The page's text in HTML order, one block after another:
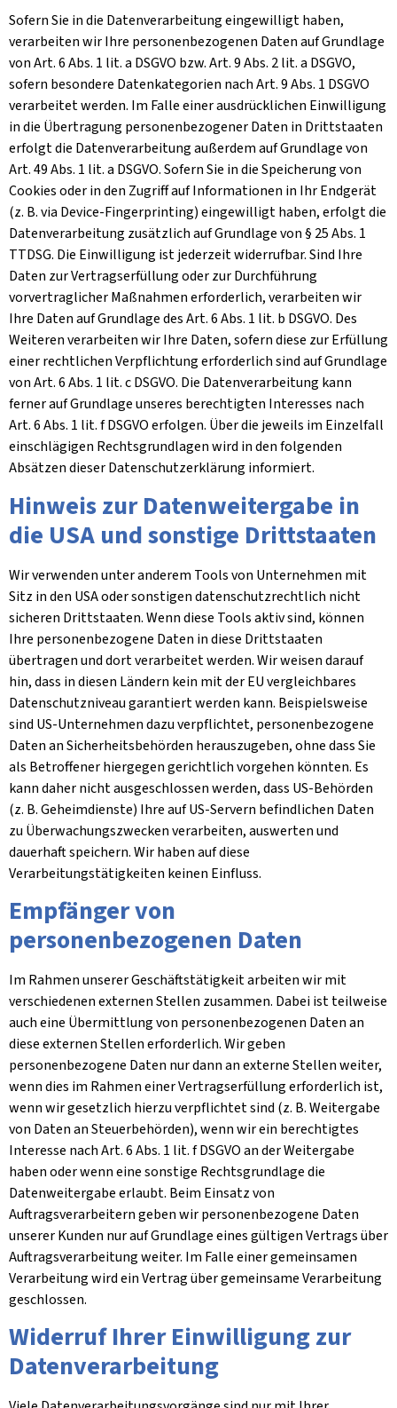
Sofern Sie in die Datenverarbeitung eingewilligt haben,
verarbeiten wir Ihre personenbezogenen Daten auf Grundlage
von Art. 6 Abs. 1 lit. a DSGVO bzw. Art. 9 Abs. 2 lit. a DSGVO,
sofern besondere Datenkategorien nach Art. 9 Abs. 1 DSGVO
verarbeitet werden. Im Falle einer ausdrücklichen Einwilligung
in die Übertragung personenbezogener Daten in Drittstaaten
erfolgt die Datenverarbeitung außerdem auf Grundlage von
Art. 49 Abs. 1 lit. a DSGVO. Sofern Sie in die Speicherung von
Cookies oder in den Zugriff auf Informationen in Ihr Endgerät
(z. B. via Device-Fingerprinting) eingewilligt haben, erfolgt die
Datenverarbeitung zusätzlich auf Grundlage von § 25 Abs. 1
TTDSG. Die Einwilligung ist jederzeit widerrufbar. Sind Ihre
Daten zur Vertragserfüllung oder zur Durchführung
vorvertraglicher Maßnahmen erforderlich, verarbeiten wir
Ihre Daten auf Grundlage des Art. 6 Abs. 1 lit. b DSGVO. Des
Weiteren verarbeiten wir Ihre Daten, sofern diese zur Erfüllung
einer rechtlichen Verpflichtung erforderlich sind auf Grundlage
von Art. 6 Abs. 1 lit. c DSGVO. Die Datenverarbeitung kann
ferner auf Grundlage unseres berechtigten Interesses nach
Art. 6 Abs. 1 lit. f DSGVO erfolgen. Über die jeweils im Einzelfall
einschlägigen Rechtsgrundlagen wird in den folgenden
Absätzen dieser Datenschutzerklärung informiert.
Hinweis zur Datenweitergabe in
die USA und sonstige Drittstaaten
Wir verwenden unter anderem Tools von Unternehmen mit
Sitz in den USA oder sonstigen datenschutzrechtlich nicht
sicheren Drittstaaten. Wenn diese Tools aktiv sind, können
Ihre personenbezogene Daten in diese Drittstaaten
übertragen und dort verarbeitet werden. Wir weisen darauf
hin, dass in diesen Ländern kein mit der EU vergleichbares
Datenschutzniveau garantiert werden kann. Beispielsweise
sind US-Unternehmen dazu verpflichtet, personenbezogene
Daten an Sicherheitsbehörden herauszugeben, ohne dass Sie
als Betroffener hiergegen gerichtlich vorgehen könnten. Es
kann daher nicht ausgeschlossen werden, dass US-Behörden
(z. B. Geheimdienste) Ihre auf US-Servern befindlichen Daten
zu Überwachungszwecken verarbeiten, auswerten und
dauerhaft speichern. Wir haben auf diese
Verarbeitungstätigkeiten keinen Einfluss.
Empfänger von
personenbezogenen Daten
Im Rahmen unserer Geschäftstätigkeit arbeiten wir mit
verschiedenen externen Stellen zusammen. Dabei ist teilweise
auch eine Übermittlung von personenbezogenen Daten an
diese externen Stellen erforderlich. Wir geben
personenbezogene Daten nur dann an externe Stellen weiter,
wenn dies im Rahmen einer Vertragserfüllung erforderlich ist,
wenn wir gesetzlich hierzu verpflichtet sind (z. B. Weitergabe
von Daten an Steuerbehörden), wenn wir ein berechtigtes
Interesse nach Art. 6 Abs. 1 lit. f DSGVO an der Weitergabe
haben oder wenn eine sonstige Rechtsgrundlage die
Datenweitergabe erlaubt. Beim Einsatz von
Auftragsverarbeitern geben wir personenbezogene Daten
unserer Kunden nur auf Grundlage eines gültigen Vertrags über
Auftragsverarbeitung weiter. Im Falle einer gemeinsamen
Verarbeitung wird ein Vertrag über gemeinsame Verarbeitung
geschlossen.
Widerruf Ihrer Einwilligung zur
Datenverarbeitung